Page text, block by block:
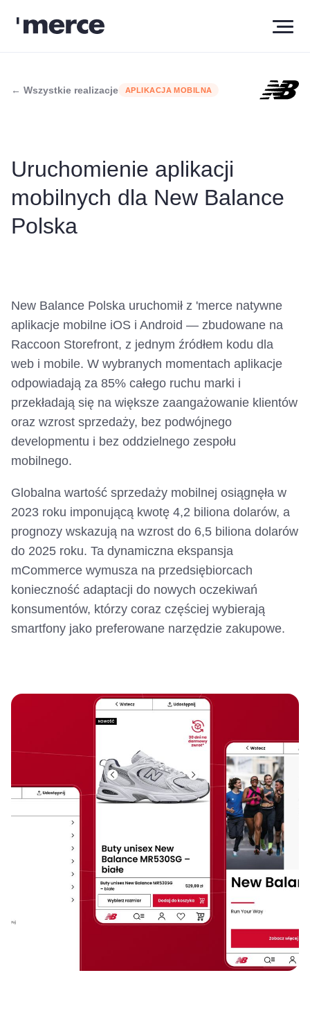
← Wszystkie realizacje APLIKACJA MOBILNA
Uruchomienie aplikacji
mobilnych dla New Balance
Polska
New Balance Polska uruchomił z 'merce natywne
aplikacje mobilne iOS i Android — zbudowane na
Raccoon Storefront, z jednym źródłem kodu dla
web i mobile. W wybranych momentach aplikacje
odpowiadają za 85% całego ruchu marki i
przekładają się na większe zaangażowanie klientów
oraz wzrost sprzedaży, bez podwójnego
developmentu i bez oddzielnego zespołu
mobilnego.
Globalna wartość sprzedaży mobilnej osiągnęła w
2023 roku imponującą kwotę 4,2 biliona dolarów, a
prognozy wskazują na wzrost do 6,5 biliona dolarów
do 2025 roku. Ta dynamiczna ekspansja
mCommerce wymusza na przedsiębiorcach
konieczność adaptacji do nowych oczekiwań
konsumentów, którzy coraz częściej wybierają
smartfony jako preferowane narzędzie zakupowe.